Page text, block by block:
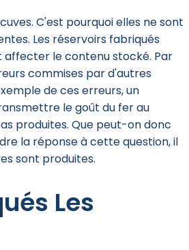
C'est pourquoi elles ne sont
Les réservoirs fabriqués
le contenu stocké. Par
commises par d'autres
de ces erreurs, un
le goût du fer au
produites. Que peut-on donc
la réponse à cette question, il
sont produites.
Les